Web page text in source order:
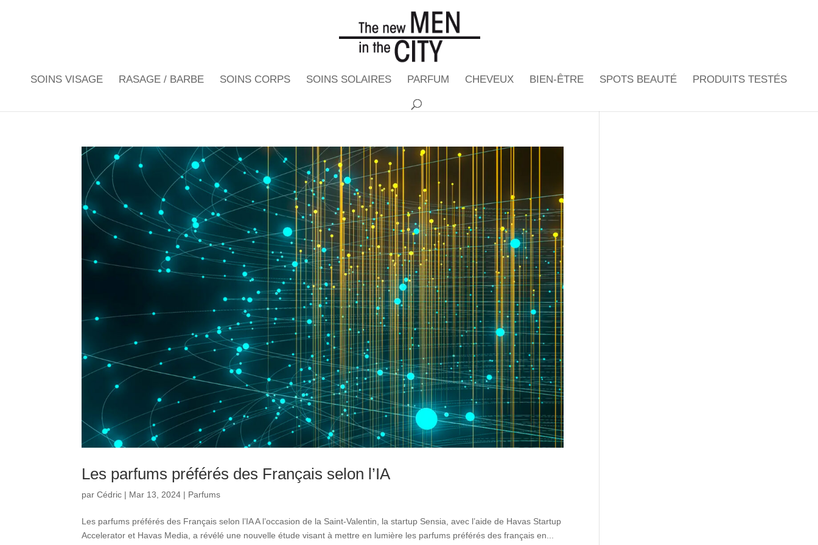
SOINS VISAGE RASAGE / BARBE SOINS CORPS SOINS SOLAIRES PARFUM CHEVEUX BIEN-ÊTRE SPOTS BEAUTÉ PRODUITS TESTÉS
Les parfums préférés des Français selon l’IA
parCédric | Mar 13, 2024 | Parfums
Les parfums préférés des Français selon l’IA A l’occasion de la Saint-Valentin, la startup Sensia, avec l’aide de Havas Startup
Accelerator et Havas Media, a révélé une nouvelle étude visant à mettre en lumière les parfums préférés des français en...